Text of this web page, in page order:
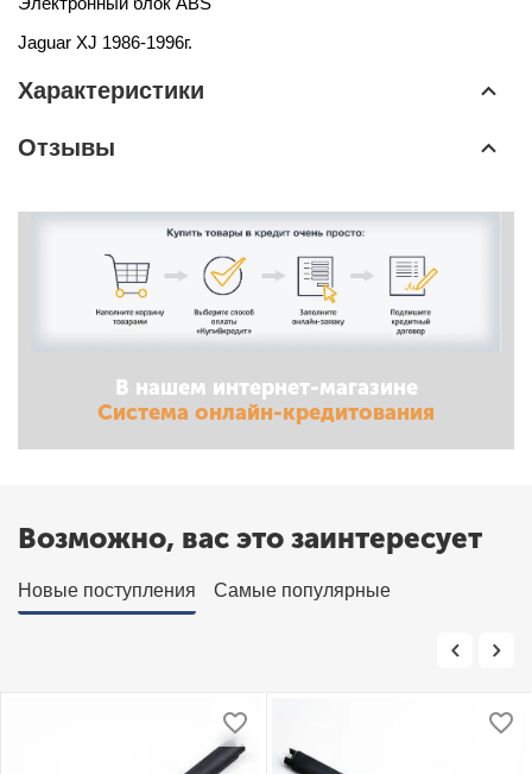
Jaguar XJ 1986-1996г.
Характеристики
Отзывы
В нашем интернет-магазине
Система онлайн-кредитования
Возможно, вас это заинтересует
Новые поступления Самые популярные